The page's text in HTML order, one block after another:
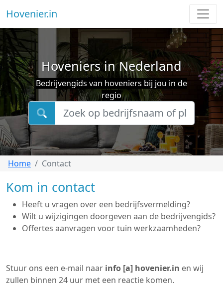
Hovenier.in
Hoveniers in Nederland
Bedrijvengids van hoveniers bij jou in de
regio
Home Contact
Kom in contact
Heeft u vragen over een bedrijfsvermelding?
Wilt u wijzigingen doorgeven aan de bedrijvengids?
Offertes aanvragen voor tuin werkzaamheden?
Stuur ons een e-mail naar info [a] hovenier.in en wij
zullen binnen 24 uur met een reactie komen.